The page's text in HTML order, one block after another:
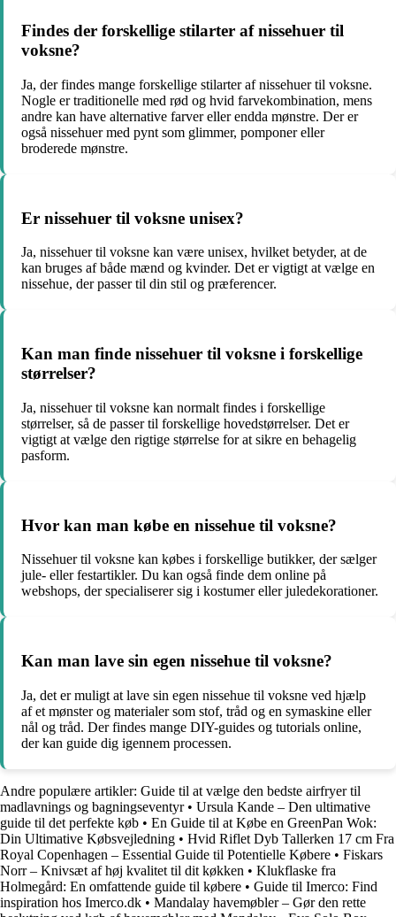
Findes der forskellige stilarter af nissehuer til
voksne?
Ja, der findes mange forskellige stilarter af nissehuer til voksne.
Nogle er traditionelle med rød og hvid farvekombination, mens
andre kan have alternative farver eller endda mønstre. Der er
også nissehuer med pynt som glimmer, pomponer eller
broderede mønstre.
Er nissehuer til voksne unisex?
Ja, nissehuer til voksne kan være unisex, hvilket betyder, at de
kan bruges af både mænd og kvinder. Det er vigtigt at vælge en
nissehue, der passer til din stil og præferencer.
Kan man finde nissehuer til voksne i forskellige
størrelser?
Ja, nissehuer til voksne kan normalt findes i forskellige
størrelser, så de passer til forskellige hovedstørrelser. Det er
vigtigt at vælge den rigtige størrelse for at sikre en behagelig
pasform.
Hvor kan man købe en nissehue til voksne?
Nissehuer til voksne kan købes i forskellige butikker, der sælger
jule- eller festartikler. Du kan også finde dem online på
webshops, der specialiserer sig i kostumer eller juledekorationer.
Kan man lave sin egen nissehue til voksne?
Ja, det er muligt at lave sin egen nissehue til voksne ved hjælp
af et mønster og materialer som stof, tråd og en symaskine eller
nål og tråd. Der findes mange DIY-guides og tutorials online,
der kan guide dig igennem processen.
Andre populære artikler: Guide til at vælge den bedste airfryer til
madlavnings og bagningseventyr• Ursula Kande – Den ultimative
guide til det perfekte køb • En Guide til at Købe en GreenPan Wok:
Din Ultimative Købsvejledning • Hvid Riflet Dyb Tallerken 17 cm Fra
Royal Copenhagen – Essential Guide til Potentielle Købere • Fiskars
Norr – Knivsæt af høj kvalitet til dit køkken • Klukflaske fra
Holmegård: En omfattende guide til købere • Guide til Imerco: Find
inspiration hos Imerco.dk • Mandalay havemøbler – Gør den rette